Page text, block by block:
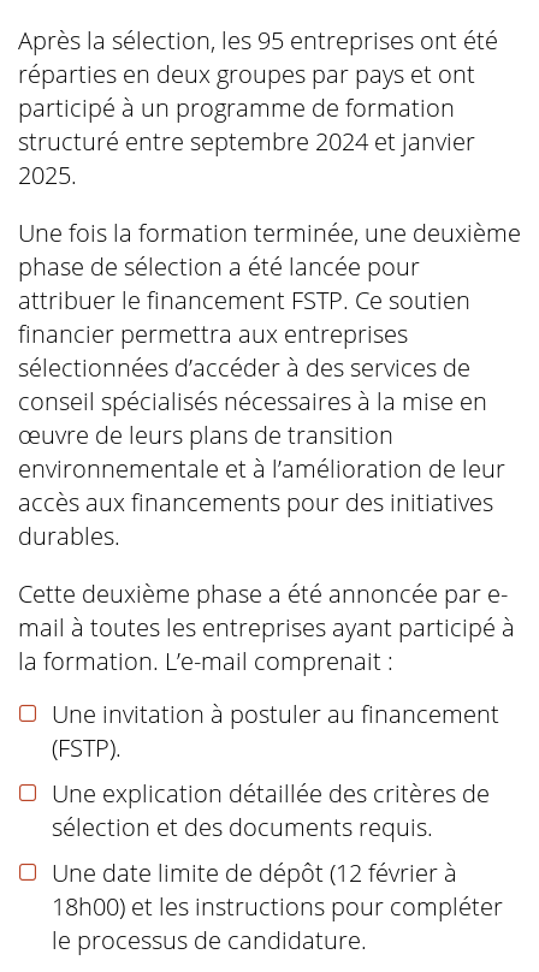
Après la sélection, les 95 entreprises ont été
réparties en deux groupes par pays et ont
participé à un programme de formation
structuré entre septembre 2024 et janvier
2025.
Une fois la formation terminée, une deuxième
phase de sélection a été lancée pour
attribuer le financement FSTP. Ce soutien
financier permettra aux entreprises
sélectionnées d’accéder à des services de
conseil spécialisés nécessaires à la mise en
œuvre de leurs plans de transition
environnementale et à l’amélioration de leur
accès aux financements pour des initiatives
durables.
Cette deuxième phase a été annoncée par e-
mail à toutes les entreprises ayant participé à
la formation. L’e-mail comprenait :
Une invitation à postuler au financement
(FSTP).
Une explication détaillée des critères de
sélection et des documents requis.
Une date limite de dépôt (12 février à
18h00) et les instructions pour compléter
le processus de candidature.